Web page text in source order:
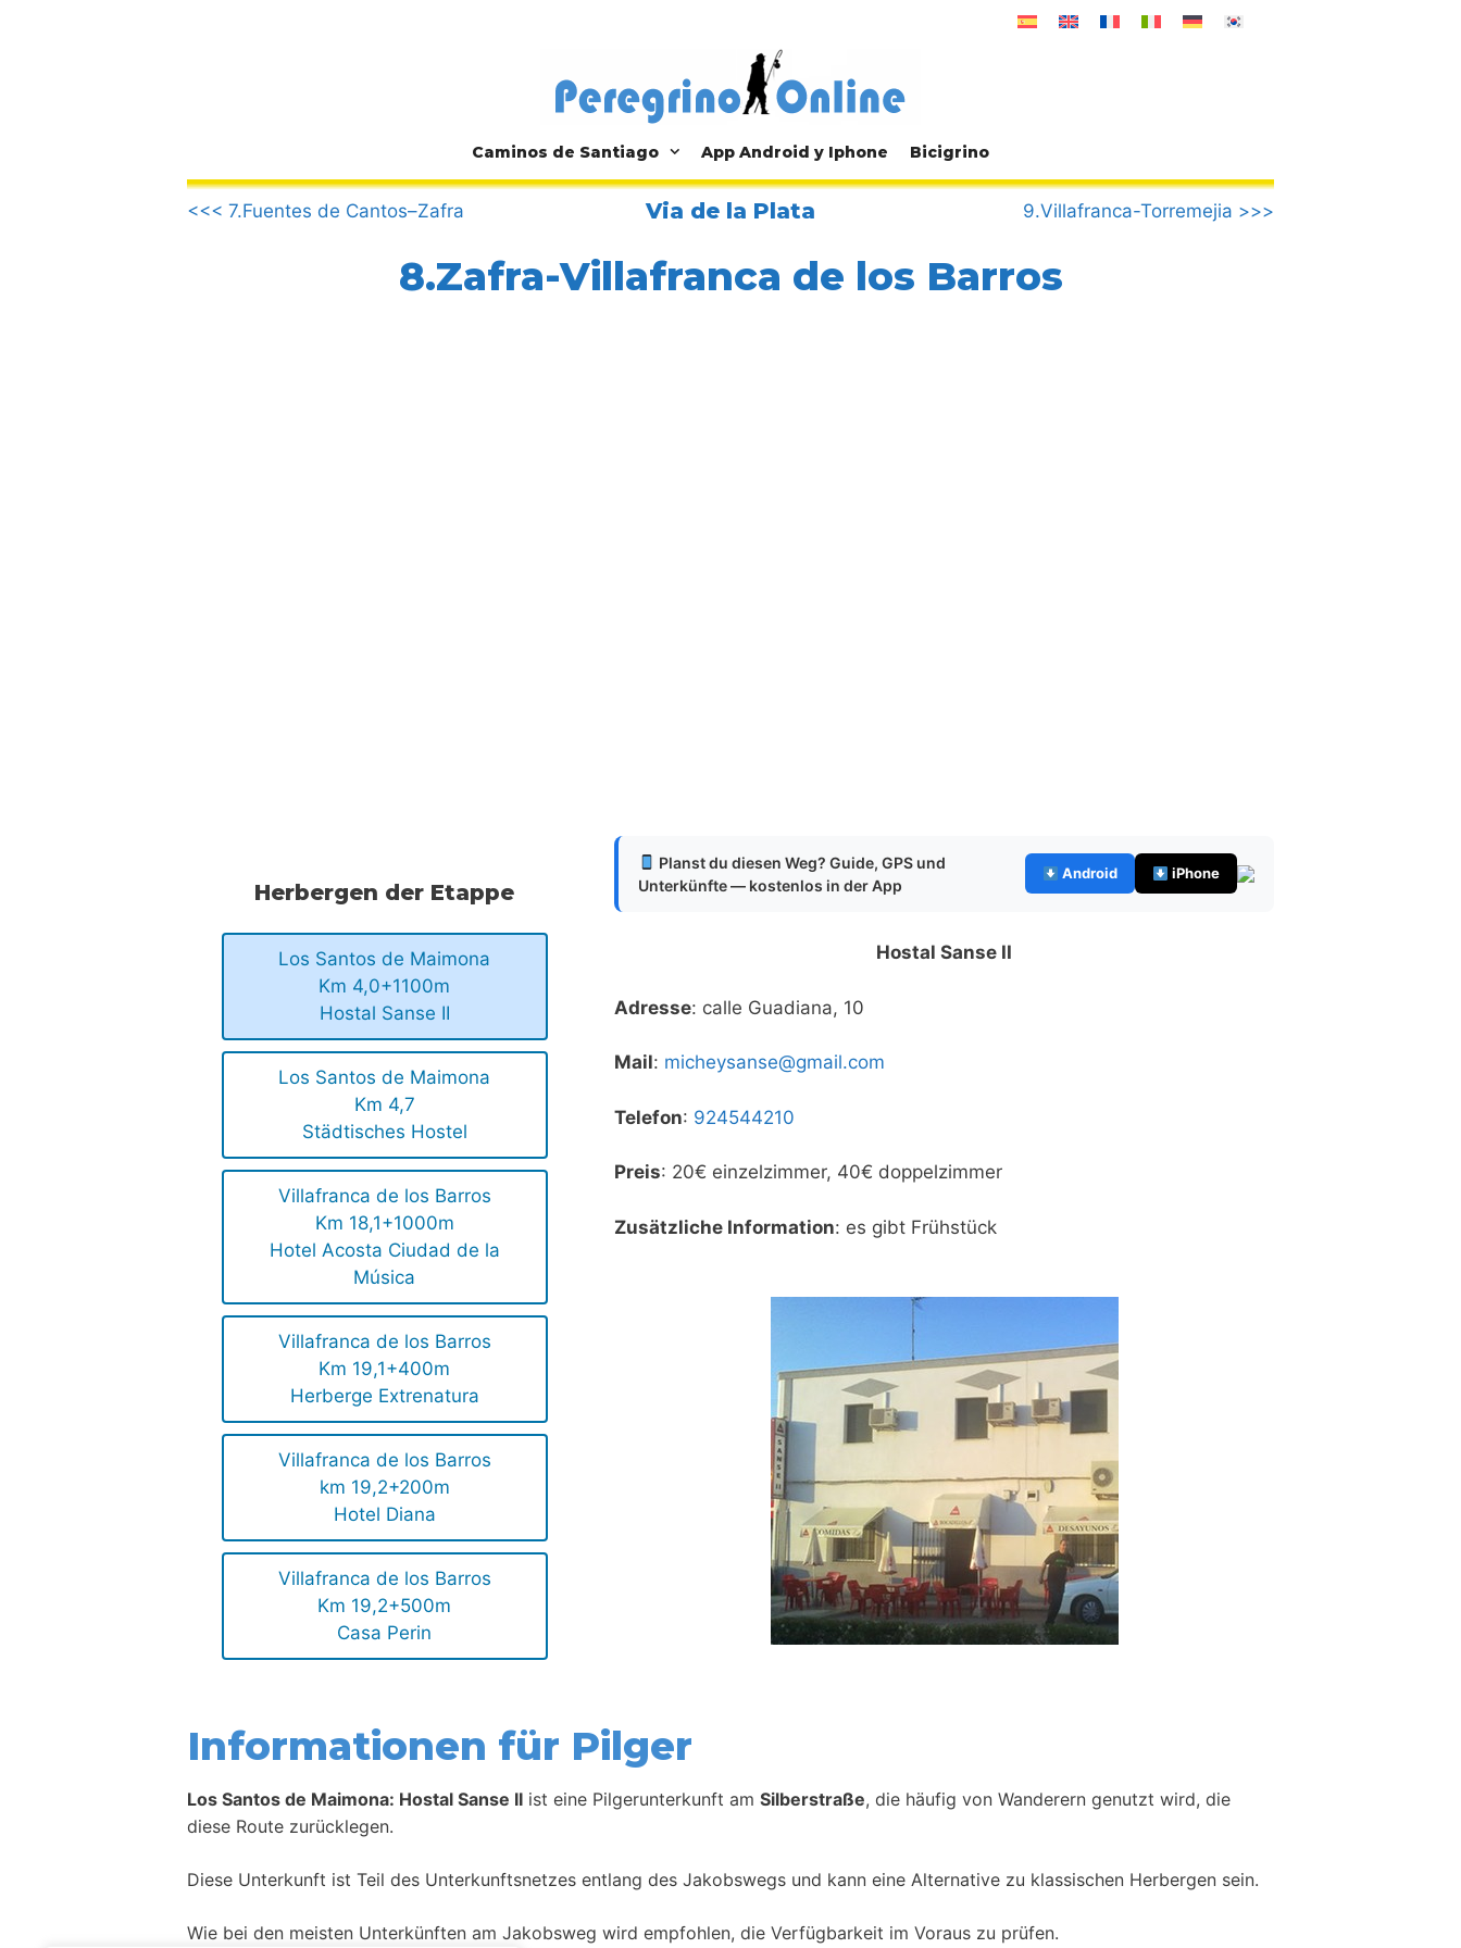
Caminos de Santiago App Android y Iphone Bicigrino
.
<<< 7.Fuentes de Cantos–Zafra
Via de la Plata 9.Villafranca-Torremejia >>>
8.Zafra-Villafranca de los Barros
Herbergen der Etappe
Los Santos de Maimona
Km 4,0+1100m
Hostal Sanse II
Los Santos de Maimona
Km 4,7
Städtisches Hostel
Villafranca de los Barros
Km 18,1+1000m
Hotel Acosta Ciudad de la
Música
Villafranca de los Barros
Km 19,1+400m
Herberge Extrenatura
Villafranca de los Barros
km 19,2+200m
Hotel Diana
Villafranca de los Barros
Km 19,2+500m
Casa Perin
Planst du diesen Weg? Guide, GPS und
Unterkünfte — kostenlos in der App
Android iPhone
Hostal Sanse II
Adresse: calle Guadiana, 10
Mail: micheysanse@gmail.com
Telefon: 924544210
Preis: 20€ einzelzimmer, 40€ doppelzimmer
Zusätzliche Information: es gibt Frühstück
Informationen für Pilger
Los Santos de Maimona: Hostal Sanse II ist eine Pilgerunterkunft am Silberstraße, die häufig von Wanderern genutzt wird, die
diese Route zurücklegen.
Diese Unterkunft ist Teil des Unterkunftsnetzes entlang des Jakobswegs und kann eine Alternative zu klassischen Herbergen sein.
Wie bei den meisten Unterkünften am Jakobsweg wird empfohlen, die Verfügbarkeit im Voraus zu prüfen.